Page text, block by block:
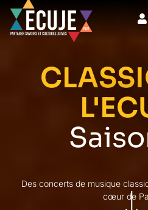
Des concerts de musique
cœur de